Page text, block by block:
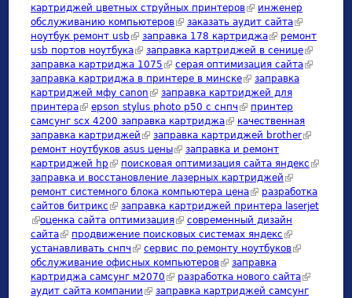
картриджей цветных струйных принтеров(link is external)
инженер
обслуживанию компьютеров(link is external)
заказать аудит сайта(link is
external)
ноутбук ремонт usb (link is external)
заправка 178 картриджа(link is external)
ремонт
usb портов ноутбука(link is external)
заправка картриджей в сенице(link is
external)
заправка картриджа 1075 (link is external)
серая оптимизация сайта(link is
заправка картриджа в принтере в минске(link is external)
заправка
картриджей мфу canon (link is external)
заправка картриджей для
принтера(link is external)
epson stylus photo p50 с снпч (link is external)
принтер
самсунг scx 4200 заправка картриджа(link is external)
качественная
заправка картриджей (link is external)
заправка картриджей brother(link is
ремонт ноутбуков asus цены(link is external)
заправка и ремонт
картриджей hp (link is external)
поисковая оптимизация сайта яндекс (link is
заправка и восстановление лазерных картриджей (link is
external)
ремонт системного блока компьютера цена(link is external)
разработка
сайтов битрикс (link is external)
заправка картриджей принтера laserjet
(link is external)
оценка сайта оптимизация(link is external)
современный дизайн
сайта(link is external)
продвижение поисковых системах яндекс (link is
external)
устанавливать снпч (link is external)
сервис по ремонту ноутбуков(link is
обслуживание офисных компьютеров(link is external)
заправка
картриджа самсунг м2070 (link is external)
разработка нового сайта(link is
external)
аудит сайта компании (link is external)
заправка картриджей самсунг